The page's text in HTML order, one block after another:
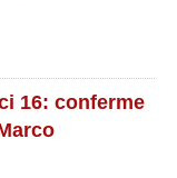
16: conferme